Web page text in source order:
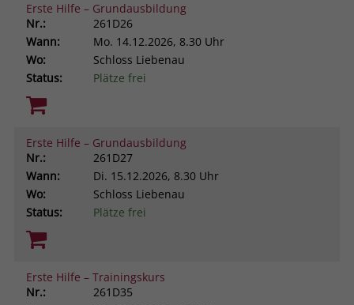
Erste Hilfe – Grundausbildung
Nr.:
261D26
Wann:
Mo. 14.12.2026, 8.30 Uhr
Wo:
Schloss Liebenau
Status:
Plätze frei
Erste Hilfe – Grundausbildung
Nr.:
261D27
Wann:
Di. 15.12.2026, 8.30 Uhr
Wo:
Schloss Liebenau
Status:
Plätze frei
Erste Hilfe – Trainingskurs
Nr.:
261D35